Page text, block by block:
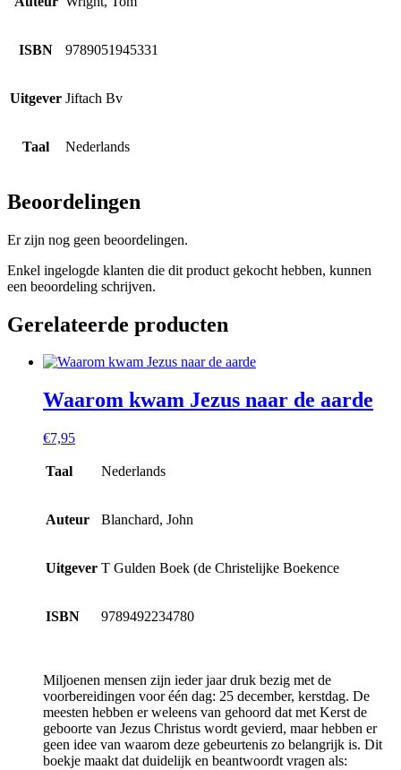
ISBN 9789051945331
Uitgever Jiftach Bv
Taal Nederlands
Beoordelingen
Er zijn nog geen beoordelingen.
Enkel ingelogde klanten die dit product gekocht hebben, kunnen
een beoordeling schrijven.
Gerelateerde producten
Waarom kwam Jezus naar de aarde
€7,95
Taal Nederlands
Auteur Blanchard, John
Uitgever T Gulden Boek (de Christelijke Boekence
ISBN 9789492234780
Miljoenen mensen zijn ieder jaar druk bezig met de
voorbereidingen voor één dag: 25 december, kerstdag. De
meesten hebben er weleens van gehoord dat met Kerst de
geboorte van Jezus Christus wordt gevierd, maar hebben er
geen idee van waarom deze gebeurtenis zo belangrijk is. Dit
boekje maakt dat duidelijk en beantwoordt vragen als: